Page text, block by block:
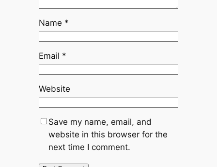
Name *
Email *
Website
Save my name, email, and
website in this browser for the
next time I comment.